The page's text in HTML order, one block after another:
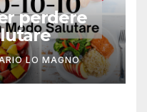
perdere
LO MAGNO